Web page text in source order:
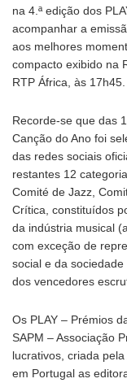
na 4.ª edição dos
acompanhar a
aos melhores
compacto exibido na
RTP África, às 17h45.
Recorde-se que das
Canção do Ano foi
das redes sociais
restantes 12
Comité de Jazz,
Crítica, constituídos
da indústria musical
com exceção de
social e da
dos vencedores
Os PLAY – Prémios
SAPM – Associação
lucrativos, criada
em Portugal as